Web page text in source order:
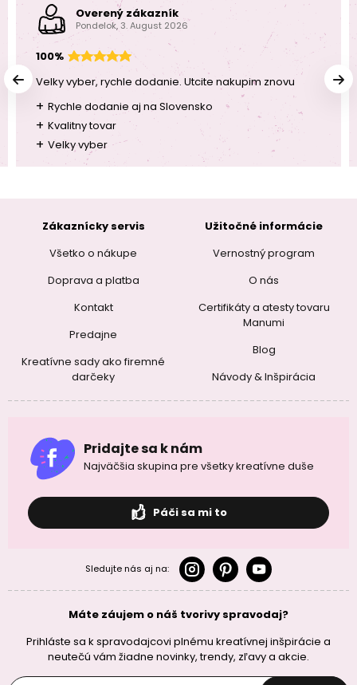
Overený zákazník
Pondelok, 3. August 2026
100%
Velky vyber, rychle dodanie. Utcite nakupim znovu
+ Rychle dodanie aj na Slovensko
+ Kvalitny tovar
+ Velky vyber
Zákaznícky servis
Všetko o nákupe
Doprava a platba
Kontakt
Predajne
Kreatívne sady ako firemné
darčeky
Užitočné informácie
Vernostný program
O nás
Certifikáty a atesty tovaru
Manumi
Blog
Návody & Inšpirácia
Pridajte sa k nám
Najväčšia skupina pre všetky kreatívne duše
Páči sa mi to
Sledujte nás aj na:
Máte záujem o náš tvorivy spravodaj?
Prihláste sa k spravodajcovi plnému kreatívnej inšpirácie a
neutečú vám žiadne novinky, trendy, zľavy a akcie.